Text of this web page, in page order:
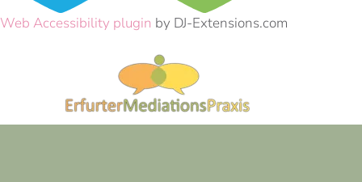
Web Accessibility plugin by DJ-Extensions.com